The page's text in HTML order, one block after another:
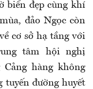
biển đẹp cùng khí
đảo Ngọc còn
cơ sở hạ tầng với
tâm hội nghị
hàng không
tuyến đường huyết